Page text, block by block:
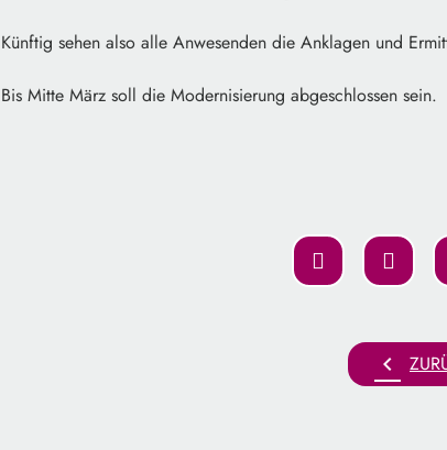
Künftig sehen also alle Anwesenden die Anklagen und
Bis Mitte März soll die Modernisierung abgeschlossen sein.
chevron_left